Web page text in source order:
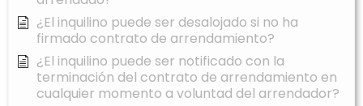
¿El inquilino puede ser desalojado si no ha
firmado contrato de arrendamiento?
¿El inquilino puede ser notificado con la
terminación del contrato de arrendamiento en
cualquier momento a voluntad del arrendador?